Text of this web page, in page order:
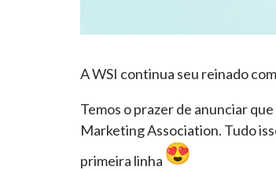
A WSI continua seu reinado
Temos o prazer de anunciar
Marketing Association. Tudo
primeira linha